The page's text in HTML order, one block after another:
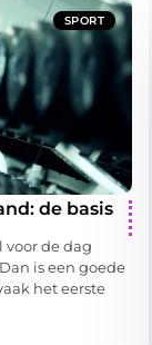
SPORT
de basis
voor de dag
is een goede
het eerste